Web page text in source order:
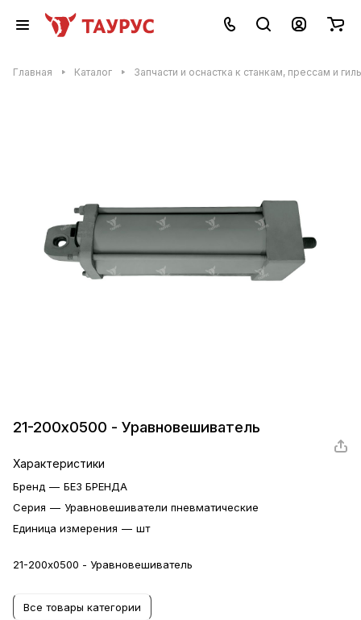
Главная Каталог Запчасти и оснастка к станкам, прессам и
21-200х0500 - Уравновешиватель
Характеристики
Бренд — БЕЗ БРЕНДА
Серия — Уравновешиватели пневматические
Единица измерения — шт
21-200х0500 - Уравновешиватель
Все товары категории